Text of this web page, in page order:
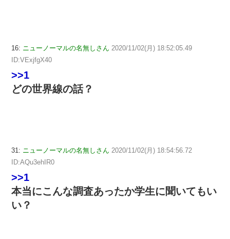
16: ニューノーマルの名無しさん 2020/11/02(月) 18:52:05.49
ID:VExjfgX40
>>1
どの世界線の話？
31: ニューノーマルの名無しさん 2020/11/02(月) 18:54:56.72
ID:AQu3ehIR0
>>1
本当にこんな調査あったか学生に聞いてもい
い？